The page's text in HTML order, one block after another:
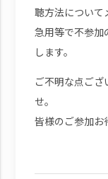
聴方法について
急用等で不参加
します。
ご不明な点ご
せ。
皆様のご参加お